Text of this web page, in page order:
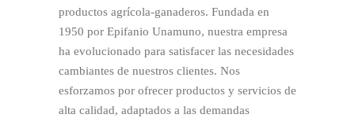
productos agrícola-ganaderos. Fundada en
1950 por Epifanio Unamuno, nuestra empresa
ha evolucionado para satisfacer las necesidades
cambiantes de nuestros clientes. Nos
esforzamos por ofrecer productos y servicios de
alta calidad, adaptados a las demandas